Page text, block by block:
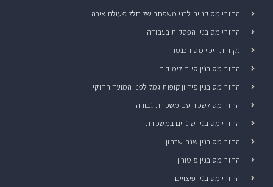
החזרי מס קנייה לבני משפחה של חלל פעולת איבה
החזרי מס בגין הפסקות בעבודה
נקודות זיכוי מס הכנסה
החזר מס בגין סיום לימודים
החזר מס בגין פידיון קופות גמל לפני המועד החוקי
החזר מס לשכיר עם משכורת גבוהה
החזרי מס בגין שינויים במשכורת
החזר מס בגין שנת שבתון
החזר מס בגין פיטורין
החזרי מס בגין פיצויים